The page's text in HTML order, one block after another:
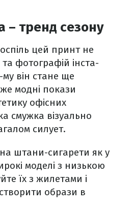
– тренд сезону
цей принт не
та фотографій інста-
він стане ще
модні покази
офісних
смужка візуально
силует.
штани-сигарети як у
моделі з низькою
їх з жилетами і
образи в